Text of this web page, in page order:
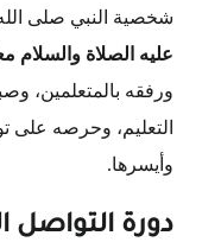
شخصية النبي صلى
عليه الصلاة والسلام
ورفقه بالمتعلمين،
التعليم، وحرصه على
وأيسرها.
دورة التواصل